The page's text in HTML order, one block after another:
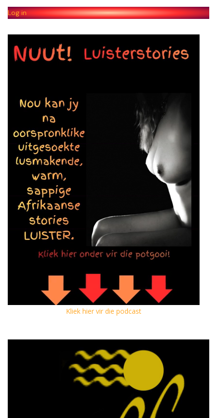
Log in
Kliek hier vir die podcast